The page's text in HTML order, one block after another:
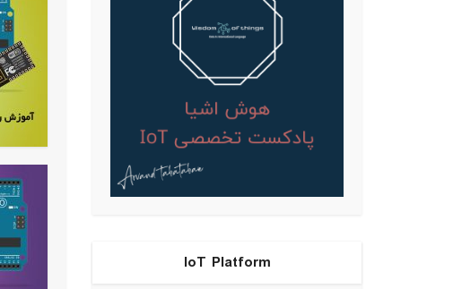
IoT Platform